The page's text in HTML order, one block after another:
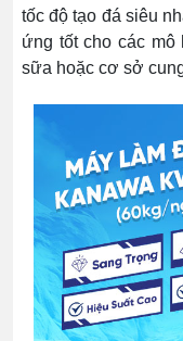
tốc độ tạo đá siêu
ứng tốt cho các mô
sữa hoặc cơ sở